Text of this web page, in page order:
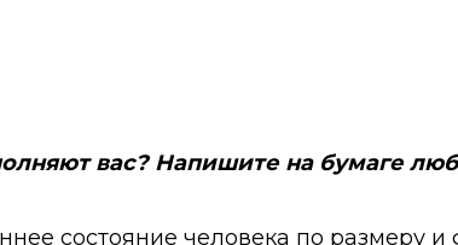
вас? Напишите на бумаге
состояние человека по размеру